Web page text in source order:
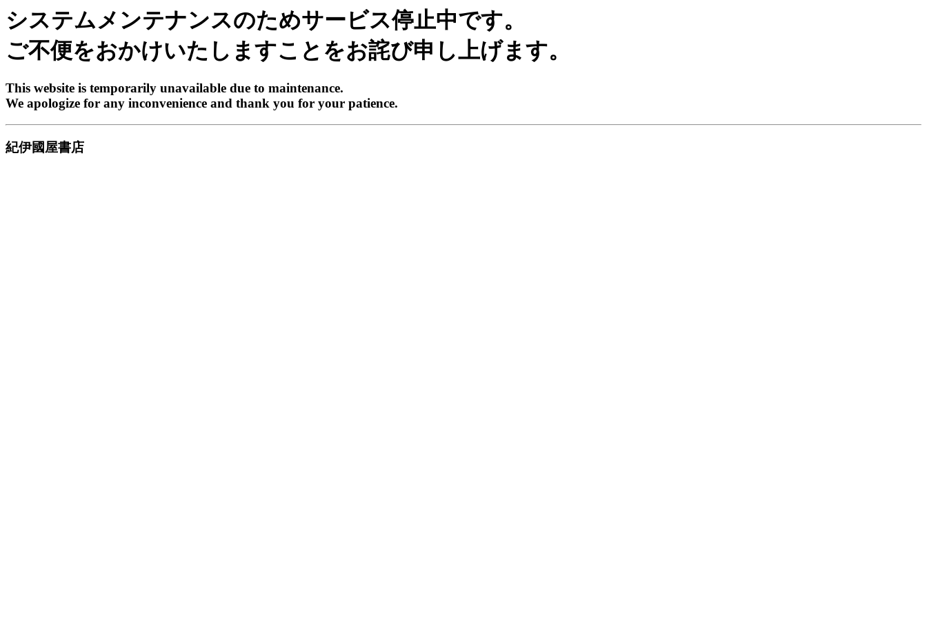
システムメンテナンスのためサービス停止中です。
ご不便をおかけいたしますことをお詫び申し上げます。
This website is temporarily unavailable due to maintenance.
We apologize for any inconvenience and thank you for your patience.
紀伊國屋書店